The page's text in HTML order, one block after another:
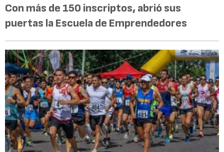
Con más de 150 inscriptos, abrió sus
puertas la Escuela de Emprendedores